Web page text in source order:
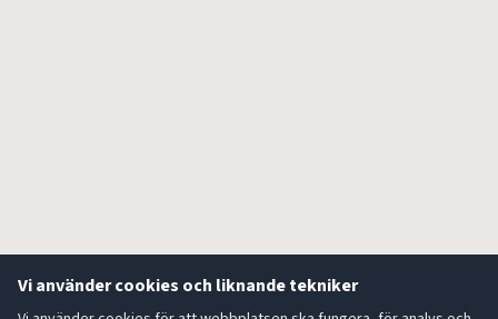
Vi använder cookies och liknande tekniker